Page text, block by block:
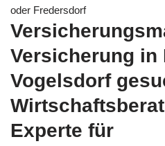
oder Fredersdorf
Versicherung in
Vogelsdorf
Experte für